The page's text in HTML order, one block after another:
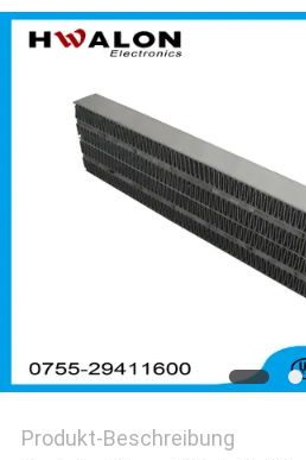
Produkt-Beschreibung